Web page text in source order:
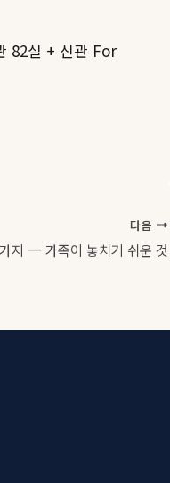
82실 + 신관 For
다음
지 — 가족이 놓치기 쉬운 것